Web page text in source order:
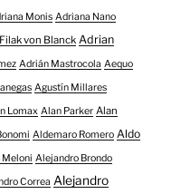
Monis Adriana Nano
von Blanck Adrian
Adrián Mastrocola Aequo
Agustín Millares
Lomax Alan Parker Alan
Aldemaro Romero Aldo
Meloni Alejandro Brondo
Correa Alejandro